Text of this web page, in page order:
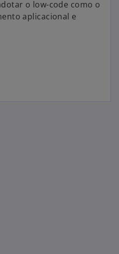
o low-code como o
aplicacional e